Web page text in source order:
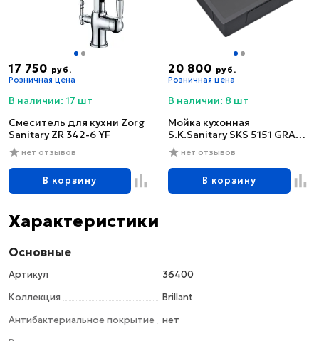
17 750 руб.
Розничная цена
В наличии: 17 шт
Смеситель для кухни Zorg
Sanitary ZR 342-6 YF
нет отзывов
В корзину
20 800 руб.
Розничная цена
В наличии: 8 шт
Мойка кухонная
S.K.Sanitary SKS 5151 GRAFIT
с сифоном
нет отзывов
В корзину
Характеристики
Основные
Артикул
36400
Коллекция
Brillant
Антибактериальное покрытие
нет